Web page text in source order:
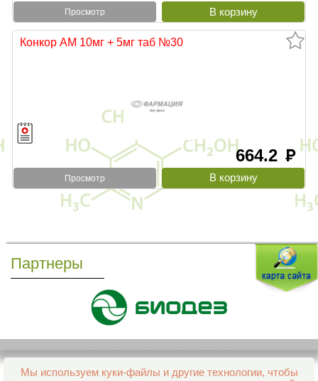
Просмотр
Конкор АМ 10мг + 5мг таб №30
664.2 руб
Просмотр
Партнеры
Мы используем куки-файлы и другие технологии, чтобы
Все права защищены и охраняются законом